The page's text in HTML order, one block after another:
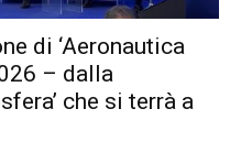
di ‘Aeronautica
– dalla
che si terrà a